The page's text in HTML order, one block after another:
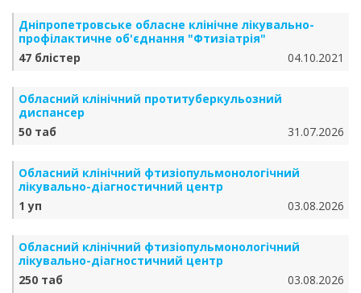
Дніпропетровське обласне клінічне лікувально-
профілактичне об'єднання "Фтизіатрія"
47 блістер
04.10.2021
Обласний клінічний протитуберкульозний
диспансер
50 таб
31.07.2026
Обласний клінічний фтизіопульмонологічний
лікувально-діагностичний центр
1 уп
03.08.2026
Обласний клінічний фтизіопульмонологічний
лікувально-діагностичний центр
250 таб
03.08.2026